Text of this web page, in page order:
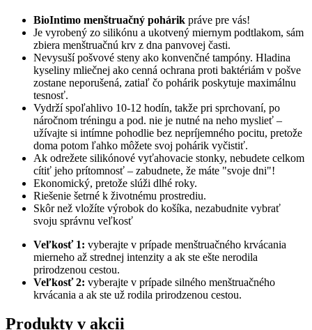
BioIntimo menštruačný pohárik práve pre vás!
Je vyrobený zo silikónu a ukotvený miernym podtlakom, sám
zbiera menštruačnú krv z dna panvovej časti.
Nevysuší pošvové steny ako konvenčné tampóny. Hladina
kyseliny mliečnej ako cenná ochrana proti baktériám v pošve
zostane neporušená, zatiaľ čo pohárik poskytuje maximálnu
tesnosť.
Vydrží spoľahlivo 10-12 hodín, takže pri sprchovaní, po
náročnom tréningu a pod. nie je nutné na neho myslieť –
užívajte si intímne pohodlie bez nepríjemného pocitu, pretože
doma potom ľahko môžete svoj pohárik vyčistiť.
Ak odrežete silikónové vyťahovacie stonky, nebudete celkom
cítiť jeho prítomnosť – zabudnete, že máte "svoje dni"!
Ekonomický, pretože slúži dlhé roky.
Riešenie šetrné k životnému prostrediu.
Skôr než vložíte výrobok do košíka, nezabudnite vybrať
svoju správnu veľkosť
Veľkosť 1: vyberajte v prípade menštruačného krvácania
mierneho až strednej intenzity a ak ste ešte nerodila
prirodzenou cestou.
Veľkosť 2: vyberajte v prípade silného menštruačného
krvácania a ak ste už rodila prirodzenou cestou.
Produkty v akcii